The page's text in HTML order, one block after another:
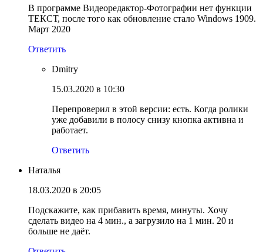
В программе Видеоредактор-Фотографии нет функции
ТЕКСТ, после того как обновление стало Windows 1909.
Март 2020
Ответить
Dmitry
15.03.2020 в 10:30
Перепроверил в этой версии: есть. Когда ролики
уже добавили в полосу снизу кнопка активна и
работает.
Ответить
Наталья
18.03.2020 в 20:05
Подскажите, как прибавить время, минуты. Хочу
сделать видео на 4 мин., а загрузило на 1 мин. 20 и
больше не даёт.